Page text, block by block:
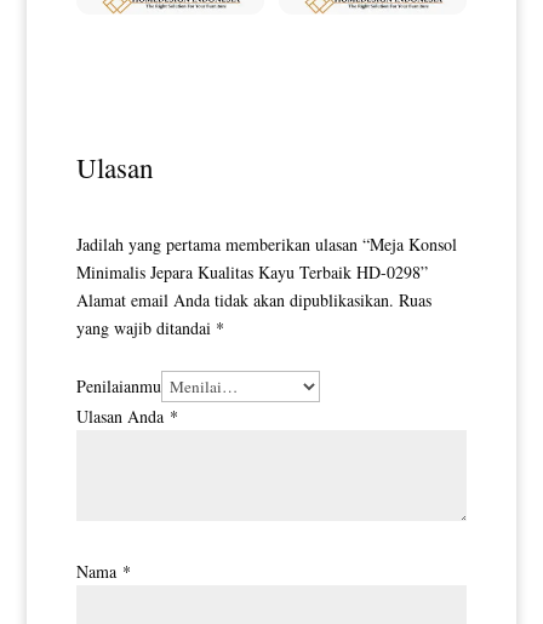
Ulasan
Jadilah yang pertama memberikan ulasan “Meja Konsol
Minimalis Jepara Kualitas Kayu Terbaik HD-0298”
Alamat email Anda tidak akan dipublikasikan. Ruas
yang wajib ditandai *
Penilaianmu
Ulasan Anda *
Nama *